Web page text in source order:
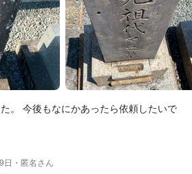
たいで
日・匿名さん